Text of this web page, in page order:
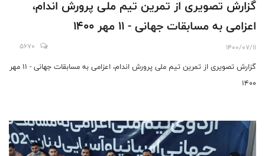
گزارش تصویری از تمرین تیم ملی پرورش اندام،
اعزامی به مسابقات جهانی - 11 مهر 1400
1400/07/11
5670
گزارش تصویری از تمرین تیم ملی پرورش اندام، اعزامی به مسابقات جهانی - 11 مهر
1400